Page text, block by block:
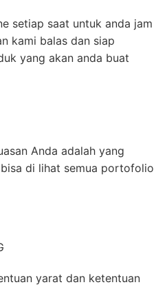
setiap saat untuk anda jam
kami balas dan siap
yang akan anda buat
Anda adalah yang
di lihat semua portofolio
yarat dan ketentuan